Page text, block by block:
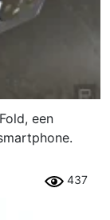
een
437